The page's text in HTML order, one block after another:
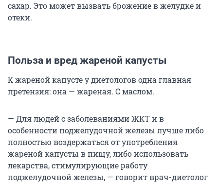
сахар. Это может вызвать брожение в желудке и
отеки.
Польза и вред жареной капусты
К жареной капусте у диетологов одна главная
претензия: она — жареная. С маслом.
— Для людей с заболеваниями ЖКТ и в
особенности поджелудочной железы лучше либо
полностью воздержаться от употребления
жареной капусты в пищу, либо использовать
лекарства, стимулирующие работу
поджелудочной железы, — говорит врач-диетолог